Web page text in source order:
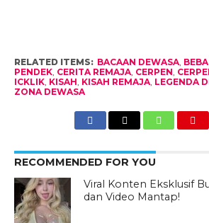
RELATED ITEMS: BACAAN DEWASA,
PENDEK, CERITA REMAJA, CERPEN,
ICKLIK, KISAH, KISAH REMAJA, LEGENDA
ZONA DEWASA
RECOMMENDED FOR YOU
Viral Konten Eksklusif
dan Video Mantap!